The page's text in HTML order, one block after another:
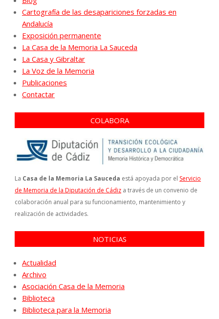
Cartografía de las desapariciones forzadas en
Andalucía
Exposición permanente
La Casa de la Memoria La Sauceda
La Casa y Gibraltar
La Voz de la Memoria
Publicaciones
Contactar
COLABORA
La Casa de la Memoria La Sauceda está apoyada por el Servicio
de Memoria de la Diputación de Cádiz a través de un convenio de
colaboración anual para su funcionamiento, mantenimiento y
realización de actividades.
NOTICIAS
Actualidad
Archivo
Asociación Casa de la Memoria
Biblioteca
Biblioteca para la Memoria